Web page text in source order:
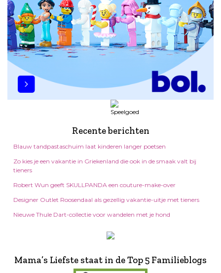
Recente berichten
Blauw tandpastaschuim laat kinderen langer poetsen
Zo kies je een vakantie in Griekenland die ook in de smaak valt bij
tieners
Robert Wun geeft SKULLPANDA een couture-make-over
Designer Outlet Roosendaal als gezellig vakantie-uitje met tieners
Nieuwe Thule Dart-collectie voor wandelen met je hond
Mama’s Liefste staat in de Top 5 Familieblogs